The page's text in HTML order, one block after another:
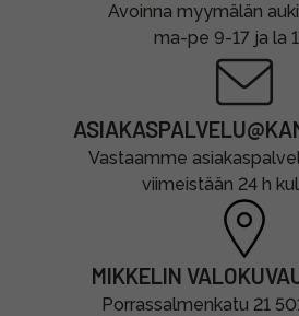
Avoinna myymälän
ma-pe 9-17 ja la
Vastaamme
viimeistään 24 h
MIKKELIN
Porrassalmenkatu 21